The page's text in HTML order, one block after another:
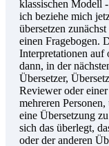
klassischen Modell
ich beziehe mich
übersetzen
einen Fragebogen.
Interpretationen auf
dann, in der
Übersetzer,
Reviewer oder
mehreren
eine Übersetzung
sich das überlegt,
oder der anderen